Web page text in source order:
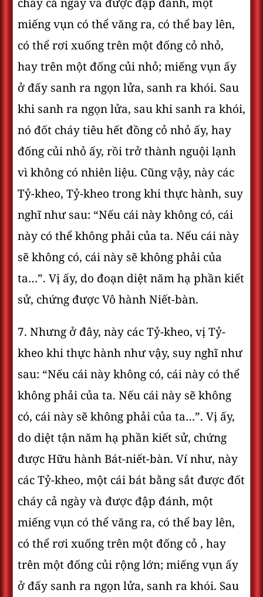
cháy cả ngày và được đập đánh, một
miếng vụn có thể văng ra, có thể bay lên,
có thể rơi xuống trên một đống cỏ nhỏ,
hay trên một đống củi nhỏ; miếng vụn ấy
ở đấy sanh ra ngọn lửa, sanh ra khói. Sau
khi sanh ra ngọn lửa, sau khi sanh ra khói,
nó đốt cháy tiêu hết đồng cỏ nhỏ ấy, hay
đống củi nhỏ ấy, rồi trở thành nguội lạnh
vì không có nhiên liệu. Cũng vậy, này các
Tỷ-kheo, Tỷ-kheo trong khi thực hành, suy
nghĩ như sau: “Nếu cái này không có, cái
này có thể không phải của ta. Nếu cái này
sẽ không có, cái này sẽ không phải của
ta…”. Vị ấy, do đoạn diệt năm hạ phần kiết
sử, chứng được Vô hành Niết-bàn.
7. Nhưng ở đây, này các Tỷ-kheo, vị Tỷ-
kheo khi thực hành như vậy, suy nghĩ như
sau: “Nếu cái này không có, cái này có thể
không phải của ta. Nếu cái này sẽ không
có, cái này sẽ không phải của ta…”. Vị ấy,
do diệt tận năm hạ phần kiết sử, chứng
được Hữu hành Bát-niết-bàn. Ví như, này
các Tỷ-kheo, một cái bát bằng sắt được đốt
cháy cả ngày và được đập đánh, một
miếng vụn có thể văng ra, có thể bay lên,
có thể rơi xuống trên một đống cỏ , hay
trên một đống củi rộng lớn; miếng vụn ấy
ở đấy sanh ra ngọn lửa, sanh ra khói. Sau